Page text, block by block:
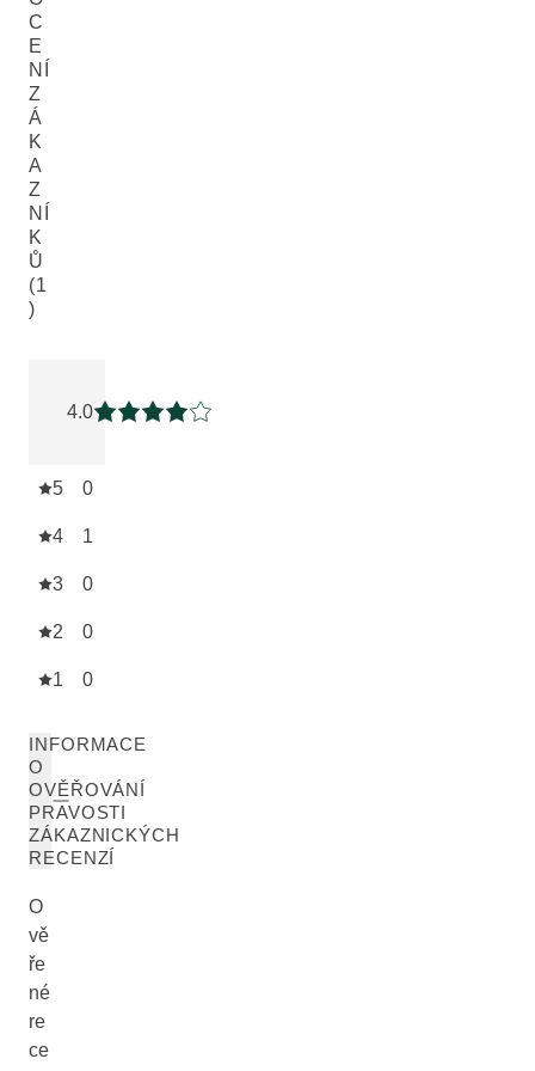
C
E
NÍ
Z
Á
K
A
Z
NÍ
K
Ů
(1
)
4.0
Aktuální hodnocení: 4 z 5 hvězdiček
5 0
4 1
3 0
2 0
1 0
INFORMACE
O
OVĚŘOVÁNÍ
PRAVOSTI
ZÁKAZNICKÝCH
RECENZÍ
O
vě
ře
né
re
ce